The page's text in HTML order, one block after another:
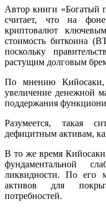
Автор книги «Богатый
считает, что на
криптовалют
стоимость биткоина
поскольку
растущим долговым
По мнению Кийосаки,
увеличение денежной
поддержания
Разумеется, такая
дефицитным активам,
В то же время Кийосаки
фундаментальной
ликвидности. По его
активов для
потребностей.